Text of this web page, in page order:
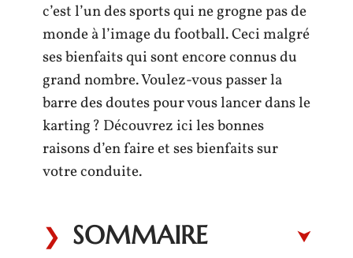
c’est l’un des sports qui ne grogne pas de
monde à l’image du football. Ceci malgré
ses bienfaits qui sont encore connus du
grand nombre. Voulez-vous passer la
barre des doutes pour vous lancer dans le
karting ? Découvrez ici les bonnes
raisons d’en faire et ses bienfaits sur
votre conduite.
SOMMAIRE